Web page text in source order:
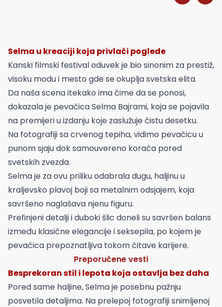
Selma u kreaciji koja privlači poglede
Kanski filmski festival oduvek je bio sinonim za prestiž,
visoku modu i mesto gde se okuplja svetska elita.
Da naša scena itekako ima čime da se ponosi,
dokazala je pevačica Selma Bajrami, koja se pojavila
na premijeri u izdanju koje zaslužuje čistu desetku.
Na fotografiji sa crvenog tepiha, vidimo pevačicu u
punom sjaju dok samouvereno korača pored
svetskih zvezda.
Selma je za ovu priliku odabrala dugu, haljinu u
kraljevsko plavoj boji sa metalnim odsjajem, koja
savršeno naglašava njenu figuru.
Prefinjeni detalji i duboki šlic doneli su savršen balans
između klasične elegancije i seksepila, po kojem je
pevačica prepoznatljiva tokom čitave karijere.
Preporučene vesti
Besprekoran stil i lepota koja ostavlja bez daha
Pored same haljine, Selma je posebnu pažnju
posvetila detaljima. Na prelepoj fotografiji snimljenoj